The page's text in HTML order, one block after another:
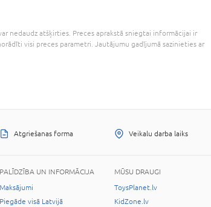
nedaudz atšķirties. Preces aprakstā sniegtai informācijai ir
visi preces parametri. Jautājumu gadījumā sazinieties ar
Atgriešanas forma Veikalu darba laiks
PALĪDZĪBA UN INFORMĀCIJA
Maksājumi
Piegāde visā Latvijā
MŪSU DRAUGI
ToysPlanet.lv
KidZone.lv